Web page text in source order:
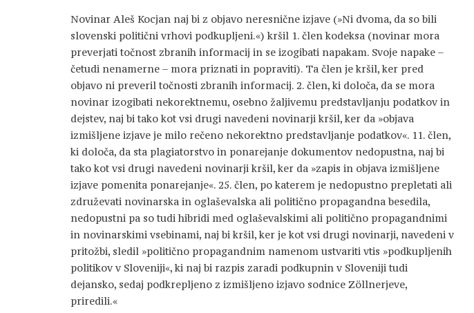
Novinar Aleš Kocjan naj bi z objavo neresnične izjave (»Ni dvoma, da so bili
slovenski politični vrhovi podkupljeni.«) kršil 1. člen kodeksa (novinar mora
preverjati točnost zbranih informacij in se izogibati napakam. Svoje napake –
četudi nenamerne – mora priznati in popraviti). Ta člen je kršil, ker pred
objavo ni preveril točnosti zbranih informacij. 2. člen, ki določa, da se mora
novinar izogibati nekorektnemu, osebno žaljivemu predstavljanju podatkov in
dejstev, naj bi tako kot vsi drugi navedeni novinarji kršil, ker da »objava
izmišljene izjave je milo rečeno nekorektno predstavljanje podatkov«. 11. člen,
ki določa, da sta plagiatorstvo in ponarejanje dokumentov nedopustna, naj bi
tako kot vsi drugi navedeni novinarji kršil, ker da »zapis in objava izmišljene
izjave pomenita ponarejanje«. 25. člen, po katerem je nedopustno prepletati ali
združevati novinarska in oglaševalska ali politično propagandna besedila,
nedopustni pa so tudi hibridi med oglaševalskimi ali politično propagandnimi
in novinarskimi vsebinami, naj bi kršil, ker je kot vsi drugi novinarji, navedeni v
pritožbi, sledil »politično propagandnim namenom ustvariti vtis »podkupljenih
politikov v Sloveniji«, ki naj bi razpis zaradi podkupnin v Sloveniji tudi
dejansko, sedaj podkrepljeno z izmišljeno izjavo sodnice Zöllnerjeve,
priredili.«